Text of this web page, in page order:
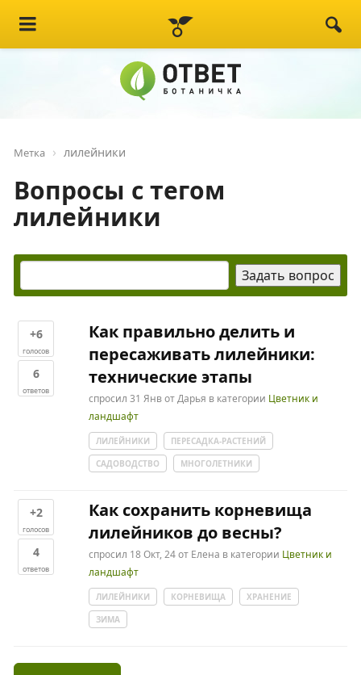
Метка лилейники
Вопросы с тегом
лилейники
+6
голосов
6
ответов
Как правильно делить и
пересаживать лилейники:
технические этапы
спросил 31 ЯнвотДарья в категории Цветник и
ландшафт
ЛИЛЕЙНИКИ
ПЕРЕСАДКА-РАСТЕНИЙ
САДОВОДСТВО
МНОГОЛЕТНИКИ
+2
голосов
4
ответов
Как сохранить корневища
лилейников до весны?
спросил 18 Окт, 24от Елена в категории Цветник и
ландшафт
ЛИЛЕЙНИКИ КОРНЕВИЩА
ХРАНЕНИЕ
ЗИМА